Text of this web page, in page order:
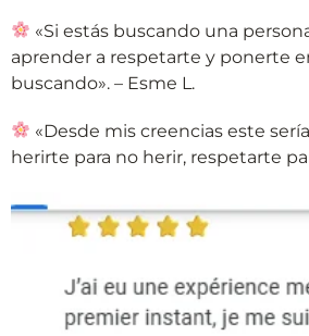
«Si estás buscando una
aprender a respetarte y ponerte
buscando». – Esme L.
«Desde mis creencias este
herirte para no herir, respetarte